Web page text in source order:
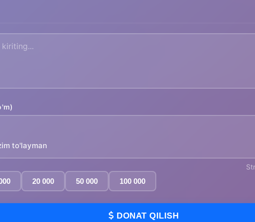
to'layman
20 000 50 000 100 000
DONAT QILISH